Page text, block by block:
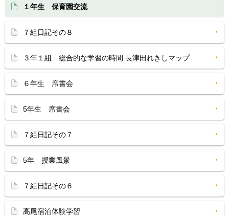
１年生 保育園交流
７組日記その８
３年１組 総合的な学習の時間 長津田れきしマップ
６年生 席書会
5年生 席書会
７組日記その７
5年 授業風景
７組日記その６
高尾宿泊体験学習